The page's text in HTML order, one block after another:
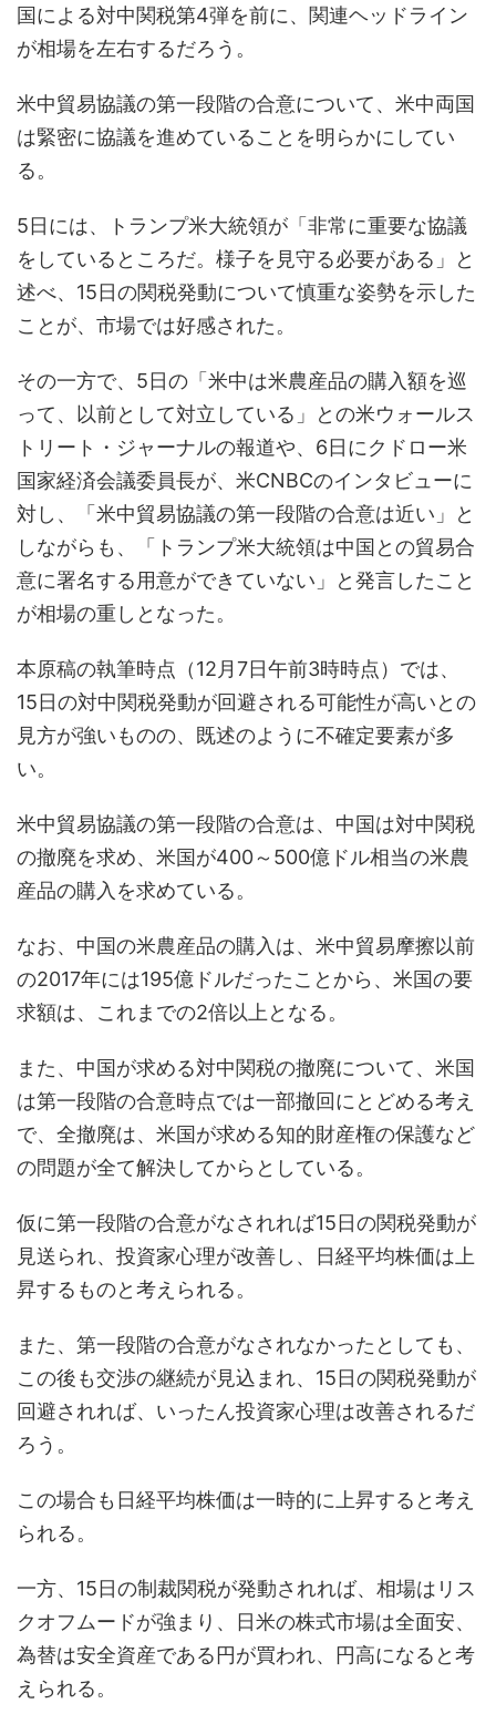
国による対中関税第4弾を前に、関連ヘッドライン
が相場を左右するだろう。
米中貿易協議の第一段階の合意について、米中両国
は緊密に協議を進めていることを明らかにしてい
る。
5日には、トランプ米大統領が「非常に重要な協議
をしているところだ。様子を見守る必要がある」と
述べ、15日の関税発動について慎重な姿勢を示した
ことが、市場では好感された。
その一方で、5日の「米中は米農産品の購入額を巡
って、以前として対立している」との米ウォールス
トリート・ジャーナルの報道や、6日にクドロー米
国家経済会議委員長が、米CNBCのインタビューに
対し、「米中貿易協議の第一段階の合意は近い」と
しながらも、「トランプ米大統領は中国との貿易合
意に署名する用意ができていない」と発言したこと
が相場の重しとなった。
本原稿の執筆時点（12月7日午前3時時点）では、
15日の対中関税発動が回避される可能性が高いとの
見方が強いものの、既述のように不確定要素が多
い。
米中貿易協議の第一段階の合意は、中国は対中関税
の撤廃を求め、米国が400～500億ドル相当の米農
産品の購入を求めている。
なお、中国の米農産品の購入は、米中貿易摩擦以前
の2017年には195億ドルだったことから、米国の要
求額は、これまでの2倍以上となる。
また、中国が求める対中関税の撤廃について、米国
は第一段階の合意時点では一部撤回にとどめる考え
で、全撤廃は、米国が求める知的財産権の保護など
の問題が全て解決してからとしている。
仮に第一段階の合意がなされれば15日の関税発動が
見送られ、投資家心理が改善し、日経平均株価は上
昇するものと考えられる。
また、第一段階の合意がなされなかったとしても、
この後も交渉の継続が見込まれ、15日の関税発動が
回避されれば、いったん投資家心理は改善されるだ
ろう。
この場合も日経平均株価は一時的に上昇すると考え
られる。
一方、15日の制裁関税が発動されれば、相場はリス
クオフムードが強まり、日米の株式市場は全面安、
為替は安全資産である円が買われ、円高になると考
えられる。